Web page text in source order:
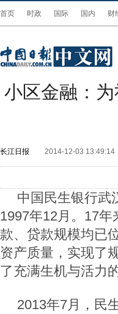
首页 时政 国际 国内 财
小区金融：
长江日报 2014-12-03 13:49:14
中国民生银行武
1997年12月。17
款、贷款规模均已
资产质量，实现了
了充满生机与活力
2013年7月，民